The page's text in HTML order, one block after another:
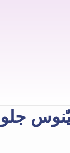
– 425